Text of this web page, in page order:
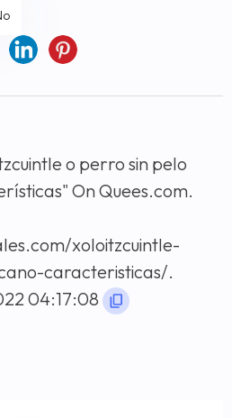
o perro sin pelo
On Quees.com.
xoloitzcuintle-
caracteristicas/.
04:17:08